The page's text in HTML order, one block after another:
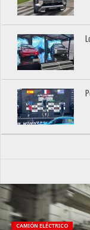
CAMIÓN ELÉCTRICO